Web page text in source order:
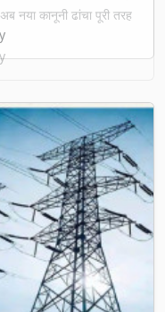
नया कानूनी ढांचा पूरी तरह